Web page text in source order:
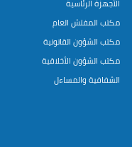
الأجهزة الرئاسية
مكتب المفتش العام
مكتب الشؤون القانونية
مكتب الشؤون الأخلاقية
الشفافية والمساءل